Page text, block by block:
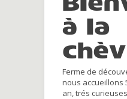
à la
Ferme de
nous accueillons
an, trés